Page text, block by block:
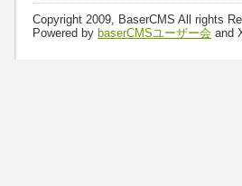
Copyright 2009, BaserCMS All rights
Powered by baserCMSユーザー会 and